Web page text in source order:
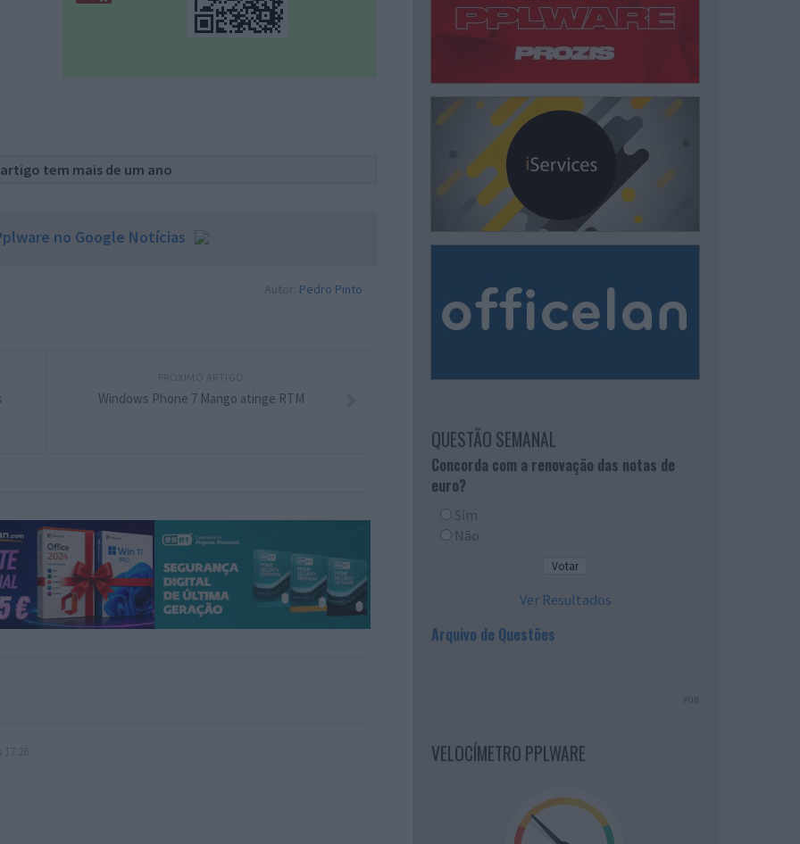
tem mais de um ano
no Google Notícias
Autor: Pedro Pinto
Windows Phone 7 Mango atinge RTM
QUESTÃO SEMANAL
Concorda com a renovação das notas de
euro?
Sim
Não
Ver Resultados
Arquivo de Questões
PUB
VELOCÍMETRO PPLWARE